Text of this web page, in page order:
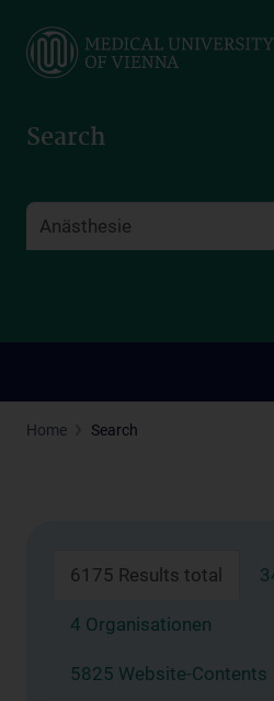
main
Search
Home Search
6175 Results total
4 Organisationen
5825 Website-Contents